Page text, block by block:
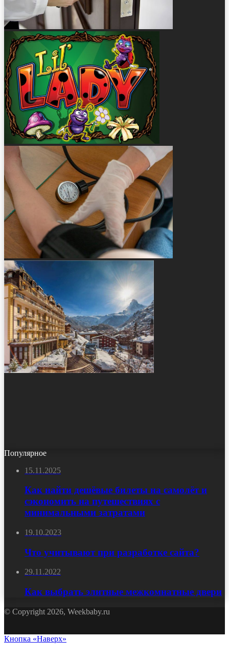
Популярное
15.11.2025
Как найти дешёвые билеты на самолёт и
сэкономить на путешествиях с
минимальными затратами
19.10.2023
Что учитывают при разработке сайта?
29.11.2022
Как выбрать элитные межкомнатные двери
© Copyright 2026, Weekbaby.ru
Кнопка «Наверх»